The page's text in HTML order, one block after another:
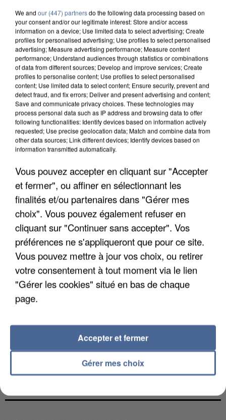
APRÈS TOUTES CES CANICULES, LES REFUGES
DE FAUNE SAUVAGE SONT...
L’UN DES FONDATEURS SUPPOSÉS DE LA DZ
MAFIA INTERPELLÉ EN ALGÉRIE
We and our (447) partnersdo the following data processing based on
your consent and/or our legitimate interest: Store and/or access
information on a device; Use limited data to select advertising; Create
profiles for personalised advertising; Use profiles to select personalised
advertising; Measure advertising performance; Measure content
performance; Understand audiences through statistics or combinations
of data from different sources; Develop and improve services; Create
profiles to personalise content; Use profiles to select personalised
content; Use limited data to select content; Ensure security, prevent and
detect fraud, and fix errors; Deliver and present advertising and content;
Save and communicate privacy choices. These technologies may
process personal data such as IP address and browsing data to offer
following functionalities: Identify devices based on information actively
requested; Use precise geolocation data; Match and combine data from
other data sources; Link different devices; Identify devices based on
information transmitted automatically.
Vous pouvez accepter en cliquant sur "Accepter
et fermer", ou affiner en sélectionnant les
finalités et/ou partenaires dans "Gérer mes
choix". Vous pouvez également refuser en
cliquant sur "Continuer sans accepter". Vos
préférences ne s'appliqueront que pour ce site.
Vous pouvez mettre à jour vos choix, ou retirer
votre consentement à tout moment via le lien
"Gérer les cookies" situé en bas de chaque
page.
Gérer mes choix
Accepter et fermer